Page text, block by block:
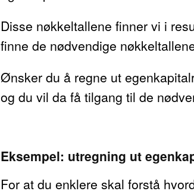
Disse nøkkeltallene finner vi i
finne de nødvendige
Ønsker du å regne ut
og du vil da få tilgang til de
Eksempel: utregning ut
For at du enklere skal forstå